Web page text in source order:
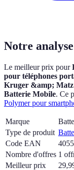
Notre analyse
Le meilleur prix pour
pour téléphones
Kruger &amp;
Batterie Mobile. Ce
Polymer pour
Marque
Type de produit
Code EAN
Nombre d'offres 1
Meilleur prix